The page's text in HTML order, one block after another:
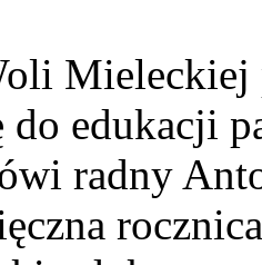
Mieleckiej
edukacji
radny